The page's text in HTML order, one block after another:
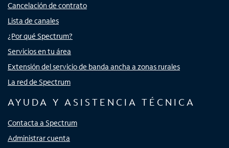
Cancelación de contrato
Lista de canales
¿Por qué Spectrum?
Servicios en tu área
Extensión del servicio de banda ancha a zonas rurales
La red de Spectrum
AYUDA Y ASISTENCIA TÉCNICA
Contacta a Spectrum
Administrar cuenta